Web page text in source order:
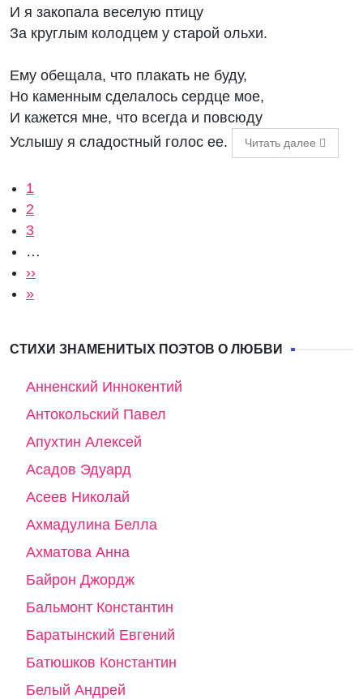
И я закопала веселую птицу
За круглым колодцем у старой ольхи.
Ему обещала, что плакать не буду,
Но каменным сделалось сердце мое,
И кажется мне, что всегда и повсюду
Услышу я сладостный голос ее.
Читать далее
Нумерация страниц
Текущая страница
1
Страница
2
Страница
3
…
Следующая страница
››
Последняя страница
»
СТИХИ ЗНАМЕНИТЫХ ПОЭТОВ О ЛЮБВИ
Анненский Иннокентий
Антокольский Павел
Апухтин Алексей
Асадов Эдуард
Асеев Николай
Ахмадулина Белла
Ахматова Анна
Байрон Джордж
Бальмонт Константин
Баратынский Евгений
Батюшков Константин
Белый Андрей